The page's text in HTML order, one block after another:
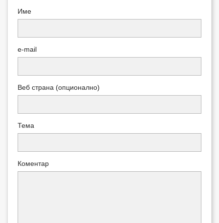
Име
e-mail
Веб страна (опционално)
Тема
Коментар